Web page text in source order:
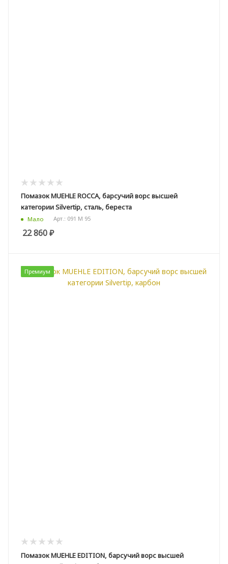
Помазок MUEHLE ROCCA, барсучий ворс высшей
категории Silvertip, сталь, береста
Мало Арт.: 091 M 95
22 860₽
Премиум
Помазок MUEHLE EDITION, барсучий ворс высшей